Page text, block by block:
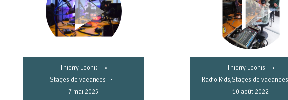
Thierry Leonis
•
Stages de vacances
•
7 mai 2025
Thierry Leonis
•
Radio Kids,Stages de vacances
10 août 2022